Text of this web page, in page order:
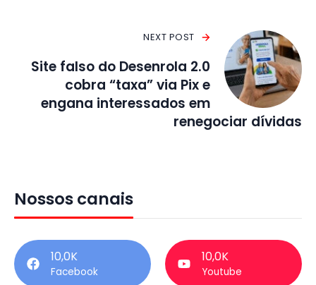
NEXT POST
Site falso do Desenrola 2.0
cobra “taxa” via Pix e
engana interessados em
renegociar dívidas
Nossos canais
10,0K
Facebook
10,0K
Youtube